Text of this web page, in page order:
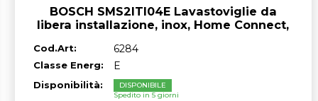
BOSCH SMS2ITI04E Lavastoviglie da
libera installazione, inox, Home Connect,
Cod.Art: 6284
Classe Energ: E
Disponibilità:
DISPONIBILE
Spedito in 5 giorni